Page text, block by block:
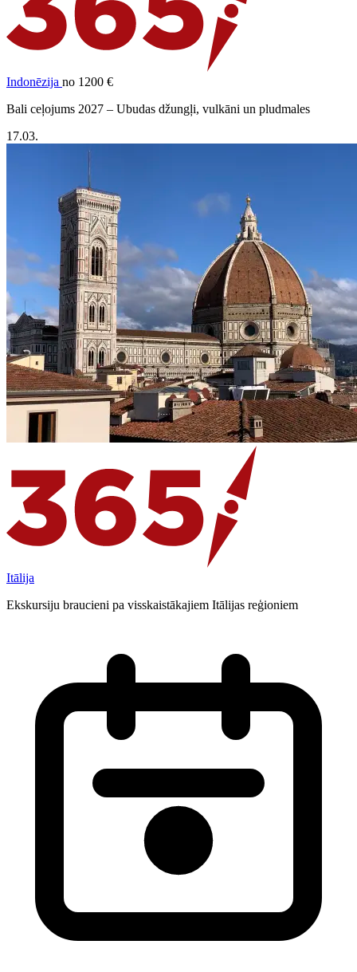
Indonēzija no 1200 €
Bali ceļojums 2027 – Ubudas džungļi, vulkāni un pludmales
17.03.
Itālija
Ekskursiju braucieni pa visskaistākajiem Itālijas reģioniem